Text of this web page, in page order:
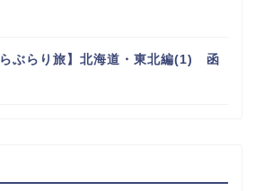
らぶらり旅】北海道・東北編(1) 函